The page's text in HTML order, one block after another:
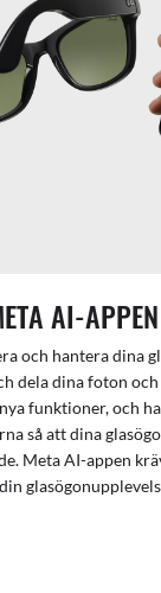
AI-APPEN
och hantera dina
dela dina foton
funktioner, och
så att dina
Meta AI-appen